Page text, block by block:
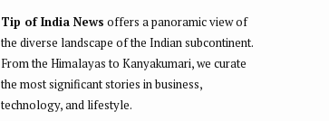
Tip of India News offers a panoramic view of
the diverse landscape of the Indian subcontinent.
From the Himalayas to Kanyakumari, we curate
the most significant stories in business,
technology, and lifestyle.